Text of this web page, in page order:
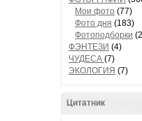
Мои фото (77)
Фото дня (183)
Фотоподборки
ФЭНТЕЗИ (4)
ЧУДЕСА (7)
ЭКОЛОГИЯ (7)
Цитатник